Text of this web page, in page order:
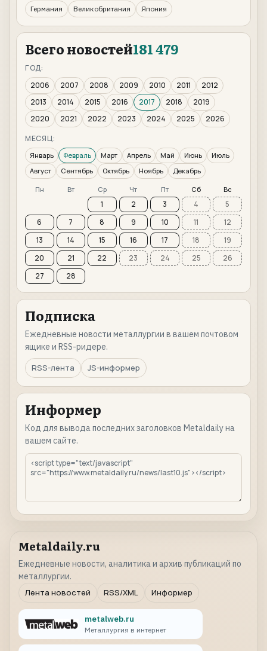
Германия Великобритания Япония
Всего новостей181 479
ГОД:
2006
2007 2008 2009 2010 2011
2012
2013
2014 2015 2016 2017 2018
2019
2020
2021 2022 2023 2024 2025
2026
МЕСЯЦ:
Январь Февраль Март Апрель Май Июнь
Июль
Август
Сентябрь Октябрь Ноябрь Декабрь
Пн Вт Ср Чт Пт Сб Вс
1 2 3 4
5
6
7 8 9 10 11
12
13
14 15 16 17 18
19
20
21 22 23 24 25
26
27
28
Подписка
Ежедневные новости металлургии в вашем почтовом
ящике и RSS-ридере.
RSS-лента
JS-информер
Информер
Код для вывода последних заголовков Metaldaily на
вашем сайте.
Metaldaily.ru
Ежедневные новости, аналитика и архив публикаций по
металлургии.
Лента новостей
RSS/XML Информер
metalweb.ru
Металлургия в интернет